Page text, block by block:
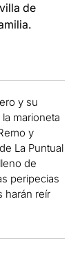
de
y su
marioneta
y
La Puntual
de
peripecias
harán reír